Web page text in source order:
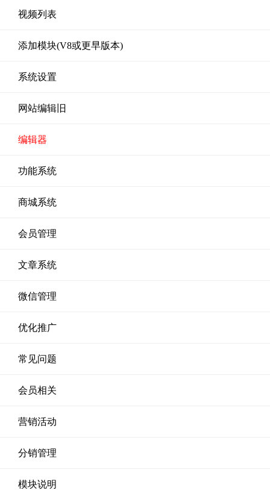
视频列表
添加模块(V8或更早版本)
系统设置
网站编辑旧
编辑器
功能系统
商城系统
会员管理
文章系统
微信管理
优化推广
常见问题
会员相关
营销活动
分销管理
模块说明